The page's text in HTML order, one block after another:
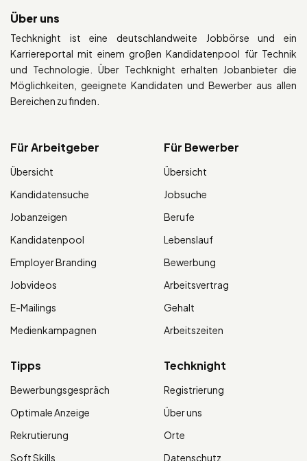
Über uns
Techknight ist eine deutschlandweite Jobbörse und ein
Karriereportal mit einem großen Kandidatenpool für Technik
und Technologie. Über Techknight erhalten Jobanbieter die
Möglichkeiten, geeignete Kandidaten und Bewerber aus allen
Bereichen zu finden.
Für Arbeitgeber
Übersicht
Kandidatensuche
Jobanzeigen
Kandidatenpool
Employer Branding
Jobvideos
E-Mailings
Medienkampagnen
Für Bewerber
Übersicht
Jobsuche
Berufe
Lebenslauf
Bewerbung
Arbeitsvertrag
Gehalt
Arbeitszeiten
Tipps
Bewerbungsgespräch
Optimale Anzeige
Rekrutierung
Soft Skills
Techknight
Registrierung
Über uns
Orte
Datenschutz